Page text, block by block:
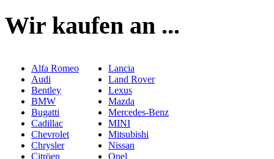
Wir kaufen an ...
Alfa Romeo
Audi
Bentley
BMW
Bugatti
Cadillac
Chevrolet
Chrysler
Citröen
Lancia
Land Rover
Lexus
Mazda
Mercedes-Benz
MINI
Mitsubishi
Nissan
Opel